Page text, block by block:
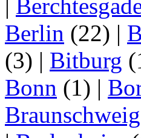
|
Berlin (22) |
(3) | Bitburg
Bonn (1) |
Braunschweig